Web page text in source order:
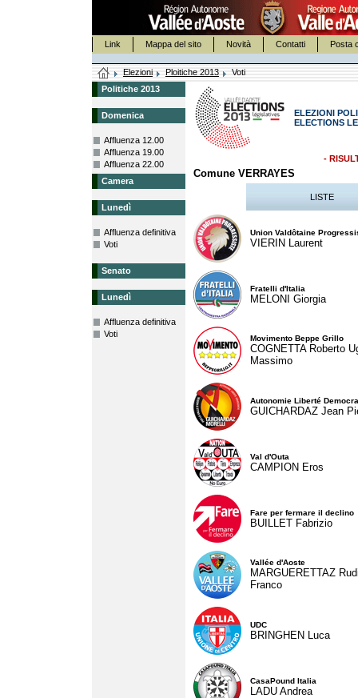
Link Mappa del sito Novità Contatti Posta
Elezioni Ploitiche 2013
Voti
Politiche 2013
Domenica
Affluenza 12.00
Affluenza 19.00
Affluenza 22.00
Camera
Lunedì
Affluenza definitiva
Voti
Senato
Lunedì
Affluenza definitiva
Voti
ELEZIONI
ELECTIONS
-
Comune VERRAYES
LISTE
Union Valdôtaine
VIERIN Laurent
Fratelli d'Italia
MELONI Giorgia
Movimento Beppe Grillo
COGNETTA Roberto
Massimo
Autonomie Liberté
GUICHARDAZ Jean
Val d'Outa
CAMPION Eros
Fare per fermare il declino
BUILLET Fabrizio
Vallée d'Aoste
MARGUERETTAZ
Franco
UDC
BRINGHEN Luca
CasaPound Italia
LADU Andrea